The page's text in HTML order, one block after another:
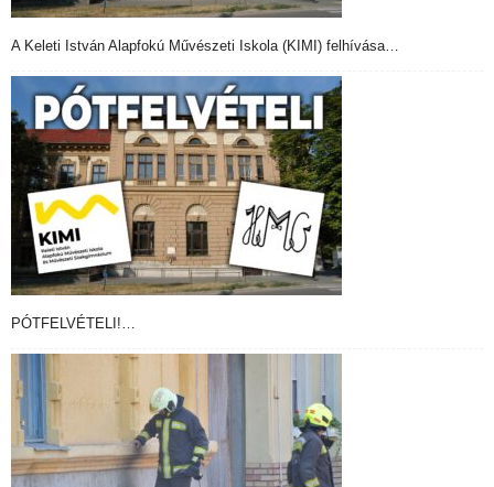
A Keleti István Alapfokú Művészeti Iskola (KIMI) felhívása…
PÓTFELVÉTELI!…